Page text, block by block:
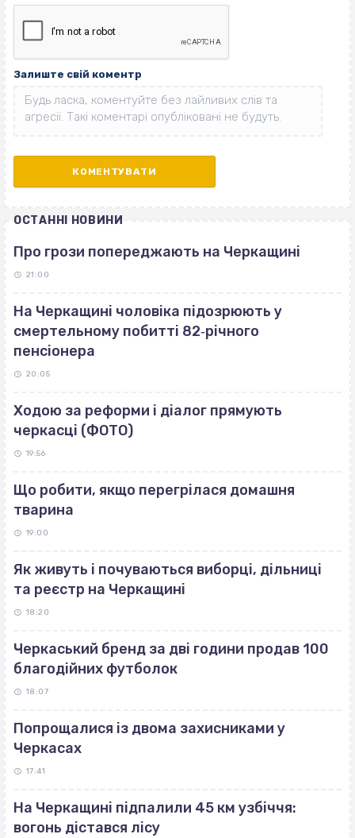
Залиште свій коментр
ОСТАННІ НОВИНИ
Про грози попереджають на Черкащині
21:00
На Черкащині чоловіка підозрюють у
смертельному побитті 82‐річного
пенсіонера
20:05
Ходою за реформи і діалог прямують
черкасці (ФОТО)
19:56
Що робити, якщо перегрілася домашня
тварина
19:00
Як живуть і почуваються виборці, дільниці
та реєстр на Черкащині
18:20
Черкаський бренд за дві години продав 100
благодійних футболок
18:07
Попрощалися із двома захисниками у
Черкасах
17:41
На Черкащині підпалили 45 км узбіччя:
вогонь дістався лісу